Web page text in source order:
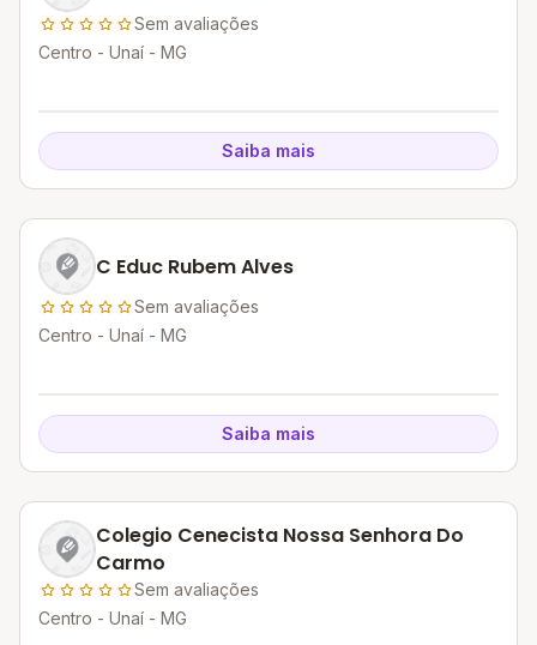
Sem avaliações
Centro - Unaí - MG
Saiba mais
C Educ Rubem Alves
Sem avaliações
Centro - Unaí - MG
Saiba mais
Colegio Cenecista Nossa Senhora Do
Carmo
Sem avaliações
Centro - Unaí - MG